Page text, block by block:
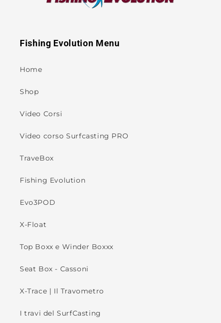
Fishing Evolution Menu
Home
Shop
Video Corsi
Video corso Surfcasting PRO
TraveBox
Fishing Evolution
Evo3POD
X-Float
Top Boxx e Winder Boxxx
Seat Box - Cassoni
X-Trace | Il Travometro
I travi del SurfCasting